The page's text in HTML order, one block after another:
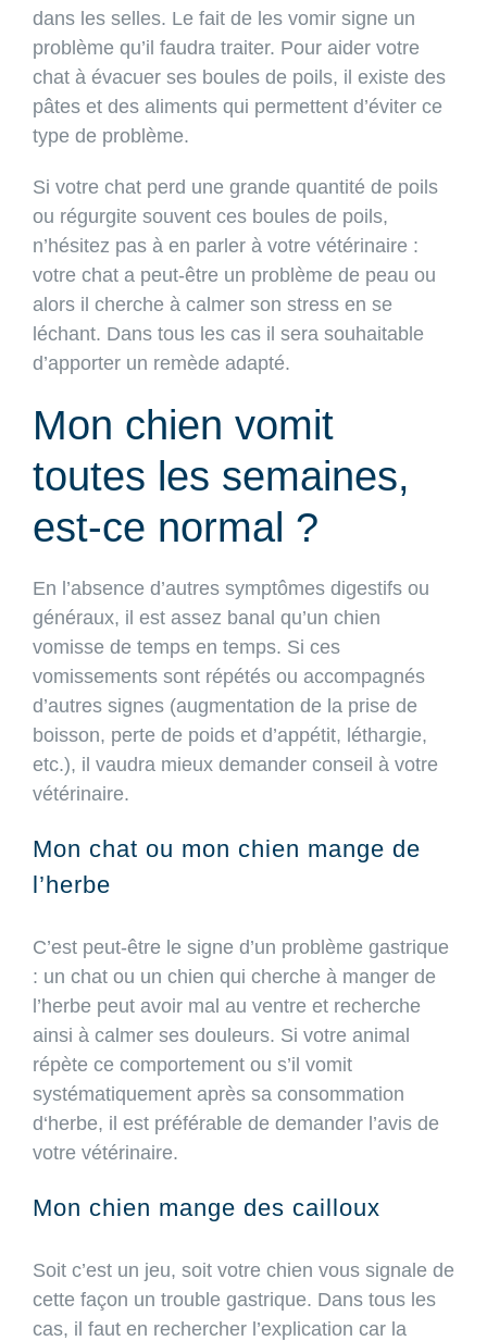
dans les selles. Le fait de les vomir signe un
problème qu’il faudra traiter. Pour aider votre
chat à évacuer ses boules de poils, il existe des
pâtes et des aliments qui permettent d’éviter ce
type de problème.
Si votre chat perd une grande quantité de poils
ou régurgite souvent ces boules de poils,
n’hésitez pas à en parler à votre vétérinaire :
votre chat a peut-être un problème de peau ou
alors il cherche à calmer son stress en se
léchant. Dans tous les cas il sera souhaitable
d’apporter un remède adapté.
Mon chien vomit
toutes les semaines,
est-ce normal ?
En l’absence d’autres symptômes digestifs ou
généraux, il est assez banal qu’un chien
vomisse de temps en temps. Si ces
vomissements sont répétés ou accompagnés
d’autres signes (augmentation de la prise de
boisson, perte de poids et d’appétit, léthargie,
etc.), il vaudra mieux demander conseil à votre
vétérinaire.
Mon chat ou mon chien mange de
l’herbe
C’est peut-être le signe d’un problème gastrique
: un chat ou un chien qui cherche à manger de
l’herbe peut avoir mal au ventre et recherche
ainsi à calmer ses douleurs. Si votre animal
répète ce comportement ou s’il vomit
systématiquement après sa consommation
d‘herbe, il est préférable de demander l’avis de
votre vétérinaire.
Mon chien mange des cailloux
Soit c’est un jeu, soit votre chien vous signale de
cette façon un trouble gastrique. Dans tous les
cas, il faut en rechercher l’explication car la